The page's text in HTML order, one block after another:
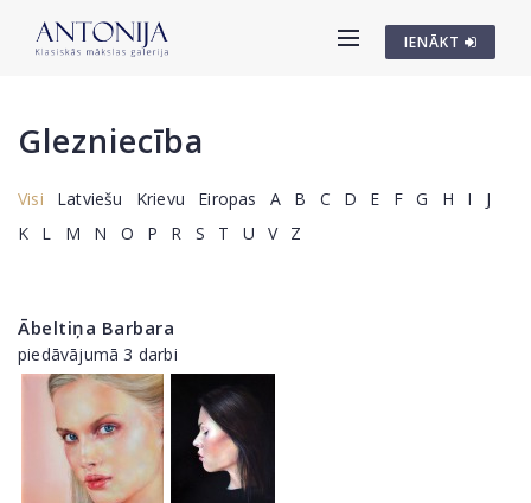
IENĀKT
Glezniecība
Visi Latviešu Krievu Eiropas A B C D E F G H I
J
K
L M N O P R S T U V Z
Ābeltiņa Barbara
piedāvājumā 3 darbi